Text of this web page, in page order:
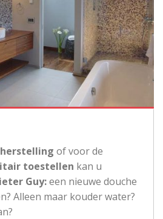
of voor de
toestellen kan u
Guy:een nieuwe douche
Alleen maar kouder water?